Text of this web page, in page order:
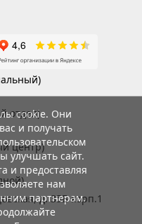
отдел)
центр)
д. 35Б корп.1
cookie. Они
и получать
улучшать сайт.
и предоставляя
нам
партнерам.